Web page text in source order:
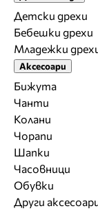
Детски дрехи
Бебешки дрехи
Младежки
Аксесоари
Бижута
Чанти
Колани
Чорапи
Шапки
Часовници
Обувки
Други